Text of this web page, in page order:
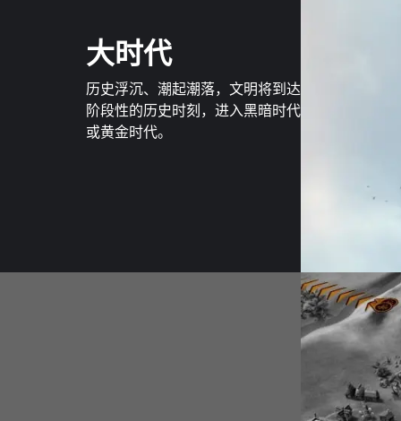
大时代
历史浮沉、潮起潮落，文明将到达
阶段性的历史时刻，进入黑暗时代
或黄金时代。